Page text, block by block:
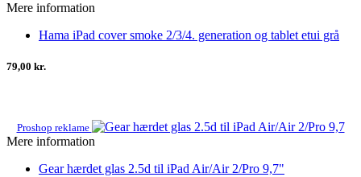
Mere information
Hama iPad cover smoke 2/3/4. generation og tablet etui grå
79,00 kr.
Proshop reklame
Mere information
Gear hærdet glas 2.5d til iPad Air/Air 2/Pro 9,7"